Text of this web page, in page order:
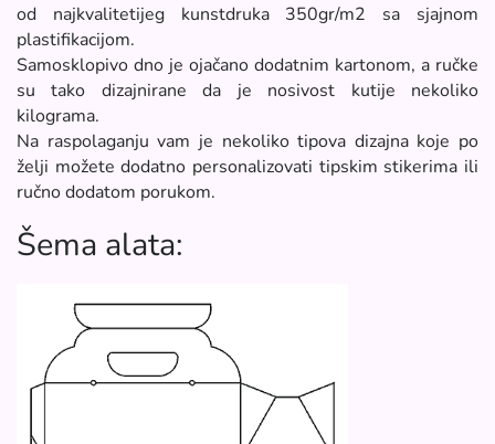
od najkvalitetijeg kunstdruka 350gr/m2 sa sjajnom
plastifikacijom.
Samosklopivo dno je ojačano dodatnim kartonom, a ručke
su tako dizajnirane da je nosivost kutije nekoliko
kilograma.
Na raspolaganju vam je nekoliko tipova dizajna koje po
želji možete dodatno personalizovati tipskim stikerima ili
ručno dodatom porukom.
Šema alata: